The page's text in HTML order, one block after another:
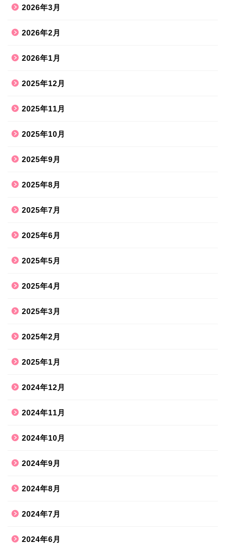
2026年3月
2026年2月
2026年1月
2025年12月
2025年11月
2025年10月
2025年9月
2025年8月
2025年7月
2025年6月
2025年5月
2025年4月
2025年3月
2025年2月
2025年1月
2024年12月
2024年11月
2024年10月
2024年9月
2024年8月
2024年7月
2024年6月